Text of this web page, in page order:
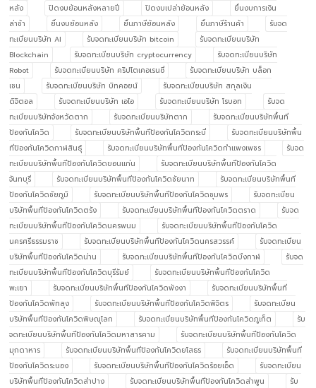
หลัง
ปิดงบย้อนหลังหลายปี ปิดงบเปล่าย้อนหลัง
ยื่นงบการเงิน
ล่าช้า
ยื่นงบย้อนหลัง ยื่นภาษีย้อนหลัง ยื่นภาษีร้านค้า
รับจด
ทะเบียนบริษัท AI
รับจดทะเบียนบริษัท bitcoin
รับจดทะเบียนบริษัท
Blockchain
รับจดทะเบียนบริษัท cryptocurrency
รับจดทะเบียนบริษัท
Robot
รับจดทะเบียนบริษัท คริปโตเคอเรนซี่
รับจดทะเบียนบริษัท บล็อก
เชน
รับจดทะเบียนบริษัท บิทคอยน์
รับจดทะเบียนบริษัท สกุลเงิน
ดิจิตอล
รับจดทะเบียนบริษัท เอไอ รับจดทะเบียนบริษัท โรบอท
รับจด
ทะเบียนบริษัทจังหวัดตาก
รับจดทะเบียนบริษัทตาก
รับจดทะเบียนบริษัทพื้นที
ป้องกันโควิด
รับจดทะเบียนบริษัทพื้นทีป้องกันโควิดกระบี่
รับจดทะเบียนบริษัทพื้น
ทีป้องกันโควิดกาฬสินธุ์
รับจดทะเบียนบริษัทพื้นทีป้องกันโควิดกำแพงเพชร
รับจด
ทะเบียนบริษัทพื้นทีป้องกันโควิดขอนแก่น
รับจดทะเบียนบริษัทพื้นทีป้องกันโควิด
จันทบุรี
รับจดทะเบียนบริษัทพื้นทีป้องกันโควิดชัยนาท
รับจดทะเบียนบริษัทพื้นที
ป้องกันโควิดชัยภูมิ
รับจดทะเบียนบริษัทพื้นทีป้องกันโควิดชุมพร
รับจดทะเบียน
บริษัทพื้นทีป้องกันโควิดตรัง
รับจดทะเบียนบริษัทพื้นทีป้องกันโควิดตราด
รับจด
ทะเบียนบริษัทพื้นทีป้องกันโควิดนครพนม
รับจดทะเบียนบริษัทพื้นทีป้องกันโควิด
นครศรีธรรมราช
รับจดทะเบียนบริษัทพื้นทีป้องกันโควิดนครสวรรค์
รับจดทะเบียน
บริษัทพื้นทีป้องกันโควิดน่าน
รับจดทะเบียนบริษัทพื้นทีป้องกันโควิดบึงกาฬ
รับจด
ทะเบียนบริษัทพื้นทีป้องกันโควิดบุรีรัมย์
รับจดทะเบียนบริษัทพื้นทีป้องกันโควิด
พะเยา
รับจดทะเบียนบริษัทพื้นทีป้องกันโควิดพังงา
รับจดทะเบียนบริษัทพื้นที
ป้องกันโควิดพัทลุง
รับจดทะเบียนบริษัทพื้นทีป้องกันโควิดพิจิตร
รับจดทะเบียน
บริษัทพื้นทีป้องกันโควิดพิษณุโลก
รับจดทะเบียนบริษัทพื้นทีป้องกันโควิดภูเก็ต
รับ
จดทะเบียนบริษัทพื้นทีป้องกันโควิดมหาสารคาม
รับจดทะเบียนบริษัทพื้นทีป้องกันโควิด
มุกดาหาร
รับจดทะเบียนบริษัทพื้นทีป้องกันโควิดยโสธร
รับจดทะเบียนบริษัทพื้นที
ป้องกันโควิดระนอง
รับจดทะเบียนบริษัทพื้นทีป้องกันโควิดร้อยเอ็ด
รับจดทะเบียน
บริษัทพื้นทีป้องกันโควิดลำปาง
รับจดทะเบียนบริษัทพื้นทีป้องกันโควิดลำพูน
รับ